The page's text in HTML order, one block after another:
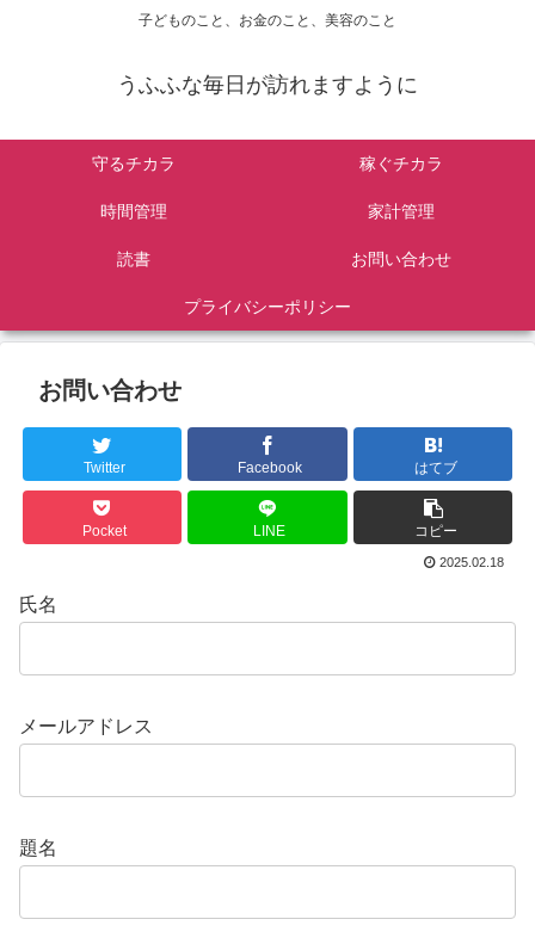
子どものこと、お金のこと、美容のこと
うふふな毎日が訪れますように
守るチカラ 稼ぐチカラ
時間管理 家計管理
読書 お問い合わせ
プライバシーポリシー
お問い合わせ
Twitter Facebook はてブ
Pocket LINE コピー
2025.02.18
氏名
メールアドレス
題名